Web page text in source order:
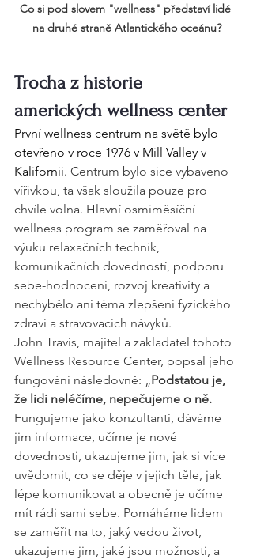
Co si pod slovem "wellness" představí lidé
na druhé straně Atlantického oceánu?
Trocha z historie
amerických wellness center
První wellness centrum na světě bylo
otevřeno v roce 1976 v Mill Valley v
Kalifornii. Centrum bylo sice vybaveno
vířivkou, ta však sloužila pouze pro
chvíle volna. Hlavní osmiměsíční
wellness program se zaměřoval na
výuku relaxačních technik,
komunikačních dovedností, podporu
sebe-hodnocení, rozvoj kreativity a
nechybělo ani téma zlepšení fyzického
zdraví a stravovacích návyků.
John Travis, majitel a zakladatel tohoto
Wellness Resource Center, popsal jeho
fungování následovně: „Podstatou je,
že lidi neléčíme, nepečujeme o ně.
Fungujeme jako konzultanti, dáváme
jim informace, učíme je nové
dovednosti, ukazujeme jim, jak si více
uvědomit, co se děje v jejich těle, jak
lépe komunikovat a obecně je učíme
mít rádi sami sebe. Pomáháme lidem
se zaměřit na to, jaký vedou život,
ukazujeme jim, jaké jsou možnosti, a